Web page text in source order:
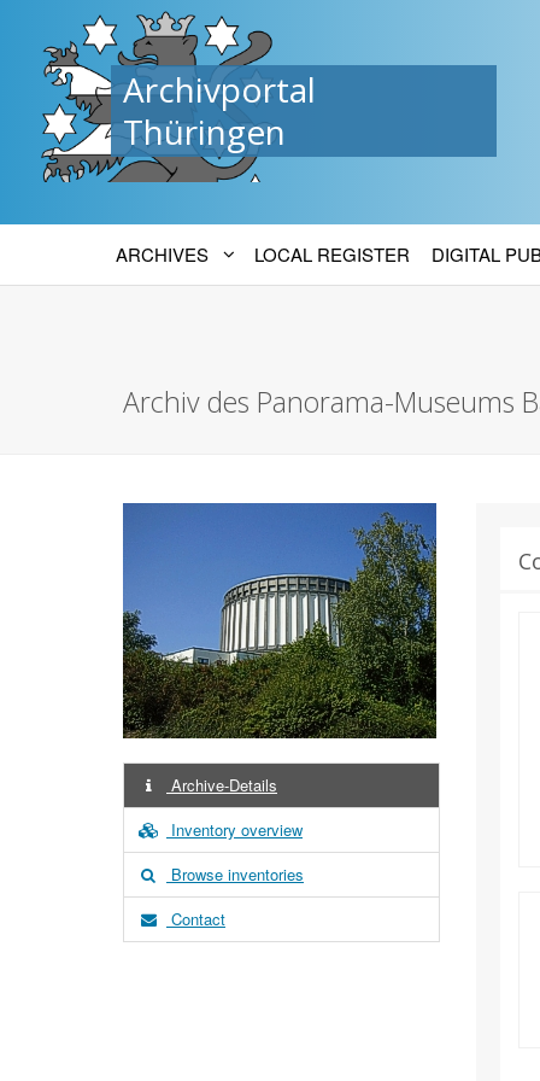
Archivportal
Thüringen
ARCHIVES LOCAL REGISTER DIGITAL
Archiv des Panorama-Museums
Archive-Details
Inventory overview
Browse inventories
Contact